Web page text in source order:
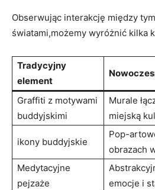
Obserwując interakcję między
światami,możemy wyróżnić kilka
Tradycyjny
element
Graffiti z motywami
buddyjskimi
Murale
miejską
ikony buddyjskie
Pop-
obrazach
Medytacyjne
pejzaże
emocje i